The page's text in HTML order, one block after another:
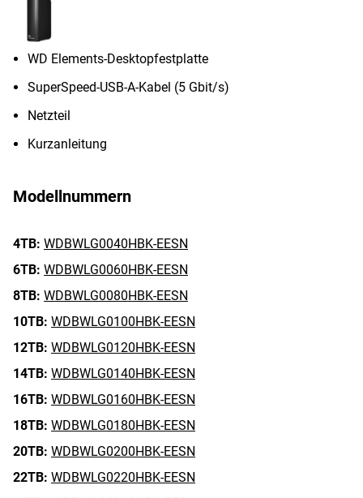
WD Elements-Desktopfestplatte
SuperSpeed-USB-A-Kabel (5 Gbit/s)
Netzteil
Kurzanleitung
Modellnummern
4TB: WDBWLG0040HBK-EESN
6TB: WDBWLG0060HBK-EESN
8TB: WDBWLG0080HBK-EESN
10TB: WDBWLG0100HBK-EESN
12TB: WDBWLG0120HBK-EESN
14TB: WDBWLG0140HBK-EESN
16TB: WDBWLG0160HBK-EESN
18TB: WDBWLG0180HBK-EESN
20TB: WDBWLG0200HBK-EESN
22TB: WDBWLG0220HBK-EESN